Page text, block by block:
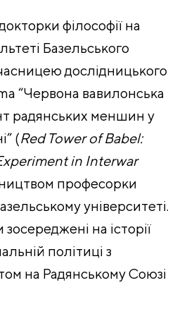
філософії на
Базельського
дослідницького
“Червона вавилонська
радянських меншин у
(Red Tower of Babel:
in Interwar
професорки
університеті.
зосереджені на історії
політиці з
на Радянському Союзі